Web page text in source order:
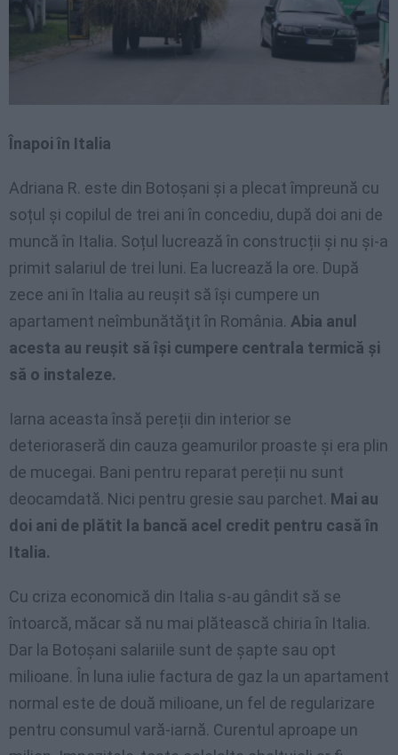
Înapoi în Italia
Adriana R. este din Botoșani și a plecat împreună cu
soțul și copilul de trei ani în concediu, după doi ani de
muncă în Italia. Soțul lucrează în construcții și nu și-a
primit salariul de trei luni. Ea lucrează la ore. După
zece ani în Italia au reușit să își cumpere un
apartament neîmbunătăţit în România. Abia anul
acesta au reușit să își cumpere centrala termică și
să o instaleze.
Iarna aceasta însă pereții din interior se
deterioraseră din cauza geamurilor proaste și era plin
de mucegai. Bani pentru reparat pereții nu sunt
deocamdată. Nici pentru gresie sau parchet. Mai au
doi ani de plătit la bancă acel credit pentru casă în
Italia.
Cu criza economică din Italia s-au gândit să se
întoarcă, măcar să nu mai plătească chiria în Italia.
Dar la Botoșani salariile sunt de șapte sau opt
milioane. În luna iulie factura de gaz la un apartament
normal este de două milioane, un fel de regularizare
pentru consumul vară-iarnă. Curentul aproape un